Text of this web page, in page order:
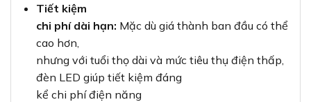
Tiết kiệm
chi phí dài hạn: Mặc dù giá thành ban đầu có thể
cao hơn,
nhưng với tuổi thọ dài và mức tiêu thụ điện thấp,
đèn LED giúp tiết kiệm đáng
kể chi phí điện năng